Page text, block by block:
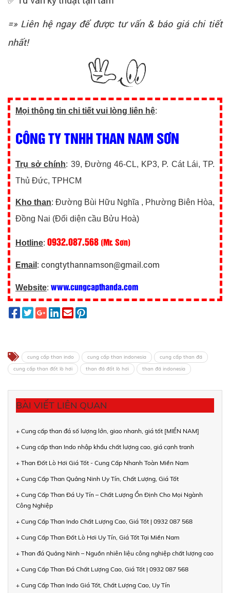
=» Liên hệ ngay để được tư vấn & báo giá chi tiết
nhất!
Mọi thông tin chi tiết vui lòng liên hệ:
CÔNG TY TNHH THAN NAM SƠN
Trụ sở chính: 39, Đường 46-CL, KP3, P. Cát Lái, TP.
Thủ Đức, TPHCM
Kho than: Đường Bùi Hữu Nghĩa , Phường Biên Hòa,
Đồng Nai (Đối diện cầu Bửu Hoà)
Hotline: 0932.087.568 (Mr. Sơn)
Email : congtythannamson@gmail.com
Website: www.cungcapthanda.com
cung cấp than indo cung cấp than indonesia
cung cấp than đá
cung cấp than đốt lò hơi
than đá đốt lò hơi than đá indonesia
BÀI VIẾT LIÊN QUAN
+ Cung cấp than đá số lượng lớn, giao nhanh, giá tốt [MIỀN NAM]
+ Cung cấp than Indo nhập khẩu chất lượng cao, giá cạnh tranh
+ Than Đốt Lò Hơi Giá Tốt - Cung Cấp Nhanh Toàn Miền Nam
+ Cung Cấp Than Quảng Ninh Uy Tín, Chất Lượng, Giá Tốt
+ Cung Cấp Than Đá Uy Tín – Chất Lượng Ổn Định Cho Mọi Ngành
Công Nghiệp
+ Cung Cấp Than Indo Chất Lượng Cao, Giá Tốt | 0932 087 568
+ Cung Cấp Than Đốt Lò Hơi Uy Tín, Giá Tốt Tại Miền Nam
+ Than đá Quảng Ninh – Nguồn nhiên liệu công nghiệp chất lượng cao
+ Cung Cấp Than Đá Chất Lượng Cao, Giá Tốt | 0932 087 568
+ Cung Cấp Than Indo Giá Tốt, Chất Lượng Cao, Uy Tín